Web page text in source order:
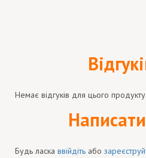
Немає відгуків для цього продукту.
Будь ласка ввійдіть або